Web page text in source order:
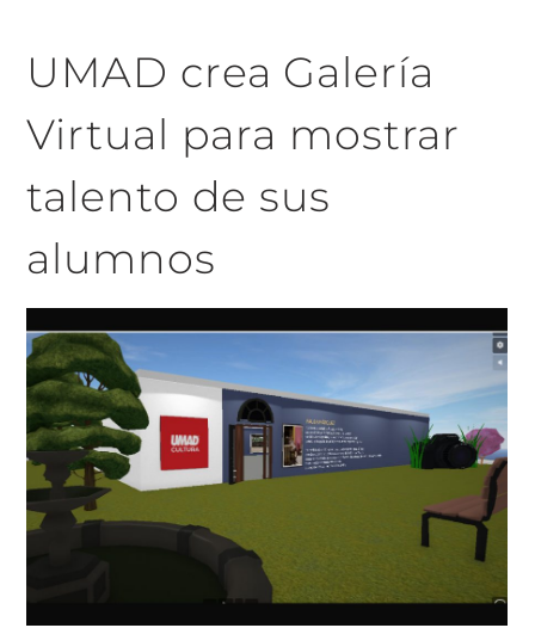
UMAD crea Galería
Virtual para mostrar
talento de sus
alumnos